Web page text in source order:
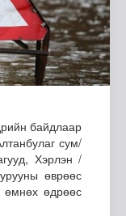
байдлаар
сум/
Хэрлэн /
өврөөс
өмнөх өдрөөс